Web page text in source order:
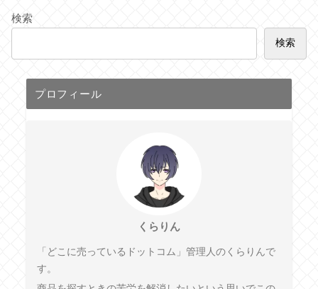
検索
検索
プロフィール
くらりん
「どこに売っているドットコム」管理人のくらりんで
す。